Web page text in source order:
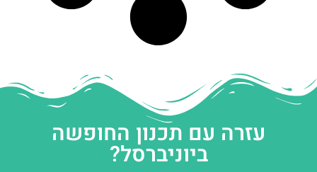
עזרה עם תכנון החופשה
ביוניברסל?